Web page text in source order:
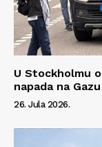
Info
O nama
Kontakt
U Stockholmu
napada na
26. Jula 2026.